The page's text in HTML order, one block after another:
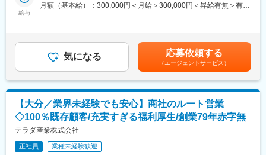
・余裕をもった納期設定がなされており、原則定時退社となって
入社後は工具の使い方に始まり、先輩社員のOJTにて業務を習得
していただきます。業界未経験の方でも一から業務を覚えて習熟
していくことができます。
■当社に関して：
・トヨクニグループ（グループ売上約90億円）の中核企業の一
つ！グループ全体で九州に18拠点、社員は約200名！
・コベルコ建機の代理店として高実績を誇り、その他大手建機メ
ーカーの取扱いもあり、ニーズに的確に対応しています！
■具体的な業務内容：
観光地向けお土産雑貨の企画・製造・卸売を行う当社にて、全国
の担当エリアを持ち、市場の動きを捉えながら商品の企画提案と
・卸問屋を中心とした既存顧客へのルート営業、提案商談
・担当エリア市場のトレンド把握、売場調査、競合・売れ筋商品
のリサーチ
・売場やエンドユーザーの声を踏まえた商品企画ミーティングへ
の参加
給与
月額（基本給）：300,000円＜月給＞300,000円＜昇給有無＞有＜
はあくまでも目安の金額であり、選考を通じて上下する可能性が
あります。月給(月額)は固定手当を含めた表記です。
気になる 応募依頼する
（エージェントサービス）
【大分／業界未経験でも安心】商社のルート営業
◇100％既存顧客/充実すぎる福利厚生/創業79年赤字無
テラダ産業株式会社
正社員 業種未経験歓迎